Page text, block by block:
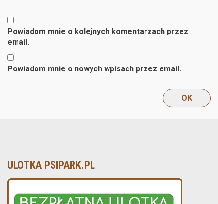
Powiadom mnie o kolejnych komentarzach przez
email.
Powiadom mnie o nowych wpisach przez email.
ULOTKA PSIPARK.PL